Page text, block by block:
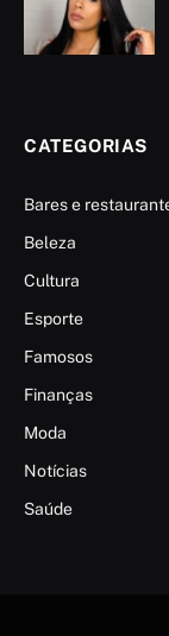
CATEGORIAS
Bares e
Beleza
Cultura
Esporte
Famosos
Finanças
Moda
Notícias
Saúde